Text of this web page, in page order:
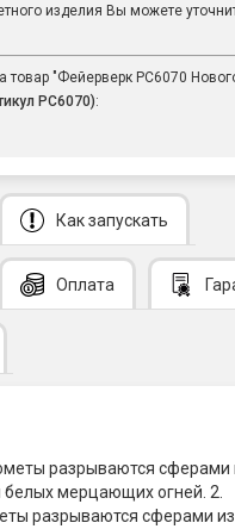
изделия Вы можете
товар "Фейерверк РС6070
РС6070):
Как запускать
Оплата
разрываются сферами
белых мерцающих огней. 2.
разрываются сферами из